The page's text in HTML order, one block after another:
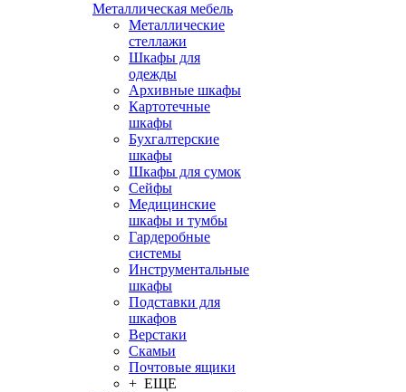
Металлическая мебель
Металлические
стеллажи
Шкафы для
одежды
Архивные шкафы
Картотечные
шкафы
Бухгалтерские
шкафы
Шкафы для сумок
Сейфы
Медицинские
шкафы и тумбы
Гардеробные
системы
Инструментальные
шкафы
Подставки для
шкафов
Верстаки
Скамьи
Почтовые ящики
+ ЕЩЕ